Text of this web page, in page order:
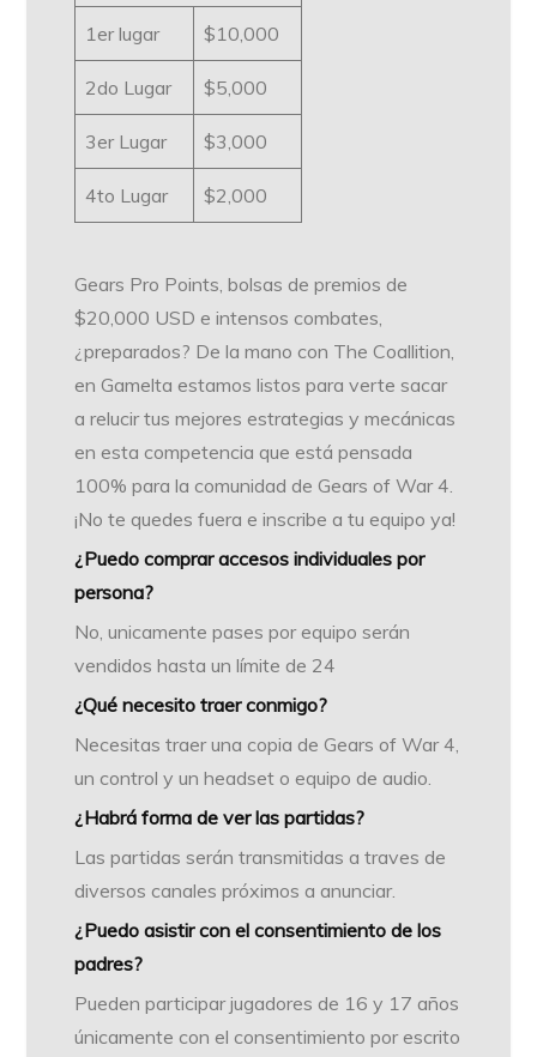
1er lugar $10,000
2do Lugar $5,000
3er Lugar $3,000
4to Lugar $2,000
Gears Pro Points, bolsas de premios de
$20,000 USD e intensos combates,
¿preparados? De la mano con The Coallition,
en Gamelta estamos listos para verte sacar
a relucir tus mejores estrategias y mecánicas
en esta competencia que está pensada
100% para la comunidad de Gears of War 4.
¡No te quedes fuera e inscribe a tu equipo ya!
¿Puedo comprar accesos individuales por
persona?
No, unicamente pases por equipo serán
vendidos hasta un límite de 24
¿Qué necesito traer conmigo?
Necesitas traer una copia de Gears of War 4,
un control y un headset o equipo de audio.
¿Habrá forma de ver las partidas?
Las partidas serán transmitidas a traves de
diversos canales próximos a anunciar.
¿Puedo asistir con el consentimiento de los
padres?
Pueden participar jugadores de 16 y 17 años
únicamente con el consentimiento por escrito